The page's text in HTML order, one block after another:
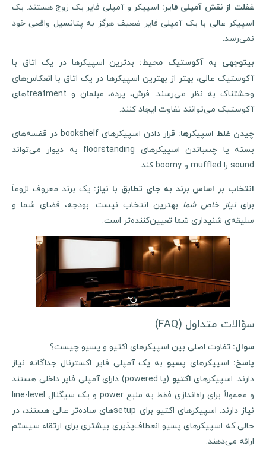
غفلت از نقش آمپلی فایر:اسپیکر و آمپلی فایر یک زوج هستند. یک
اسپیکر عالی با یک آمپلی فایر ضعیف هرگز به پتانسیل واقعی خود
نمی‌رسد.
بیتوجهی به آکوستیک محیط:بدترین اسپیکرها در یک اتاق با
آکوستیک عالی، بهتر از بهترین اسپیکرها در یک اتاق با انعکاس‌های
وحشتناک به نظر می‌رسند. فرش، پرده، مبلمان و treatmentهای
آکوستیک می‌توانند تفاوت ایجاد کنند.
چیدن غلط اسپیکرها:
قرار دادن اسپیکرهای bookshelf در قفسه‌های
بسته یا چسباندن اسپیکرهای floorstanding به دیوار می‌تواند
sound را muffled و boomy کند.
انتخاب بر اساس برند به جای تطابق با نیاز :یک برند معروف لزوماً
براینیاز خاص شمابهترین انتخاب نیست. بودجه، فضای شما و
سلیقه‌ی شنیداری شما تعیین‌کننده‌تر است.
سؤالات متداول (FAQ)
سوال:تفاوت اصلی بین اسپیکرهای اکتیو و پسیو چیست؟
پاسخ:اسپیکرهایپسیوبه یک آمپلی فایر اکسترنال جداگانه نیاز
دارند. اسپیکرهایاکتیو
(یا powered) دارای آمپلی فایر داخلی هستند
و معمولاً برای راه‌اندازی فقط به منبع power و یک سیگنال line-level
نیاز دارند. اسپیکرهای اکتیو برای setupهای ساده‌تر عالی هستند، در
حالی که اسپیکرهای پسیو انعطاف‌پذیری بیشتری برای ارتقاء سیستم
ارائه می‌دهند.